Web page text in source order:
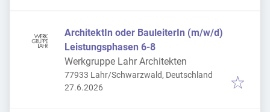
ArchitektIn oder BauleiterIn (m/w/d)
Leistungsphasen 6-8
Werkgruppe Lahr Architekten
77933 Lahr/Schwarzwald, Deutschland
Veröffentlicht
27.6.2026